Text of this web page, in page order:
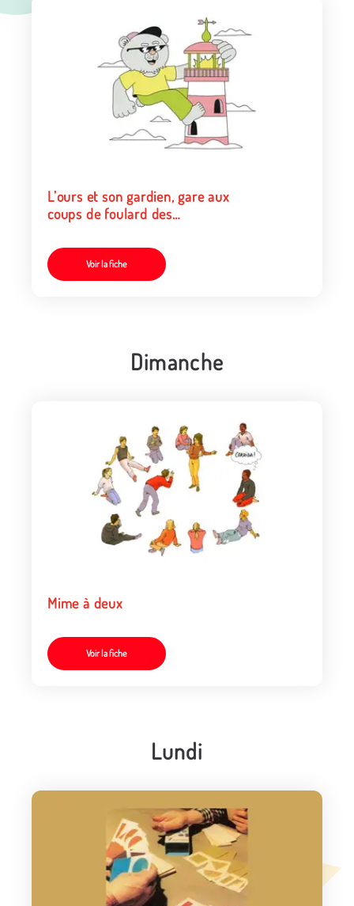
L’ours et son gardien, gare aux
coups de foulard des
Voir la fiche
Dimanche
Mime à deux
Voir la fiche
Lundi